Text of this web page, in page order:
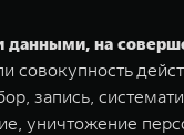
на
совокупность
запись,
уничтожение